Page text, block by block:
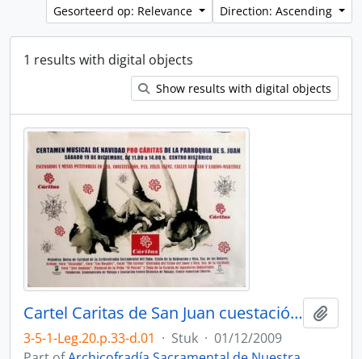
Gesorteerd op: Relevance
Direction: Ascending
1 results with digital objects
Show results with digital objects
Cartel Caritas de San Juan cuestación 2009.
3-5-1-Leg.20.p.33-d.01 · Stuk · 01/12/2009